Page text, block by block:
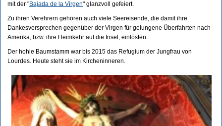
mit der "Bajada de la Virgen" glanzvoll gefeiert.
Zu ihren Verehrern gehören auch viele Seereisende, die damit ihre
Dankesversprechen gegenüber der Virgen für gelungene Überfahrten nach
Amerika, bzw. ihre Heimkehr auf die Insel, einlösten.
Der hohle Baumstamm war bis 2015 das Refugium der Jungfrau von
Lourdes. Heute steht sie im Kircheninneren.